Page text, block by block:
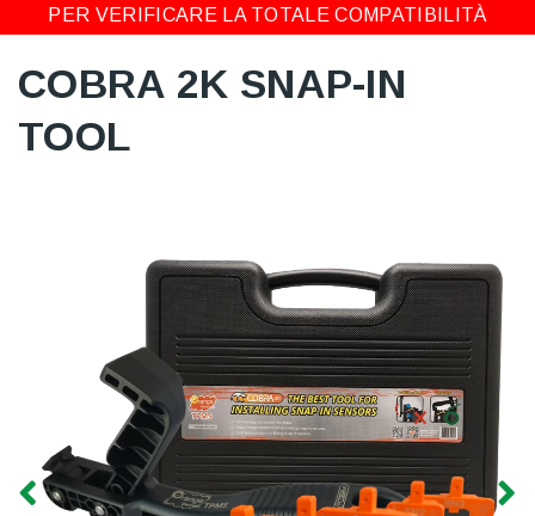
PER VERIFICARE LA TOTALE COMPATIBILITÀ
COBRA 2K SNAP-IN
TOOL